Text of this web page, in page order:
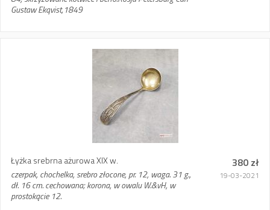
Gustaw Ekqvist,1849
Łyżka srebrna ażurowa XIX w.
czerpak, chochelka, srebro złocone, pr. 12, waga. 31 g.,
dł. 16 cm. cechowana; korona, w owalu W.&vH, w
prostokącie 12.
380 zł
19-03-2021